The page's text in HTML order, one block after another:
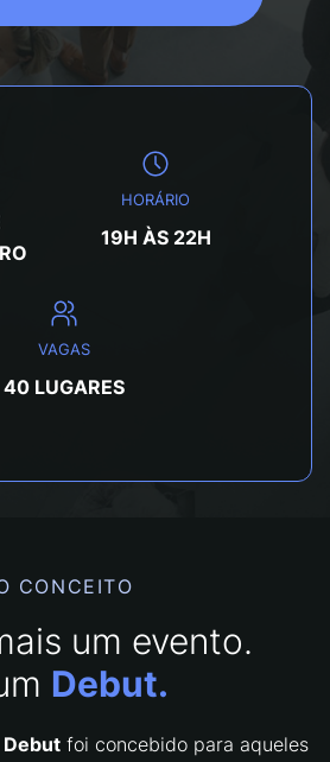
HORÁRIO
19H ÀS 22H
VAGAS
40 LUGARES
CONCEITO
um evento.
Debut.
foi concebido para aqueles